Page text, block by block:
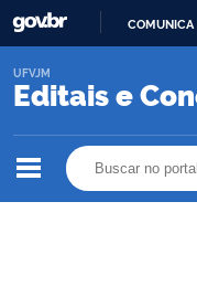
COMUNICA
Editais e
UFVJM